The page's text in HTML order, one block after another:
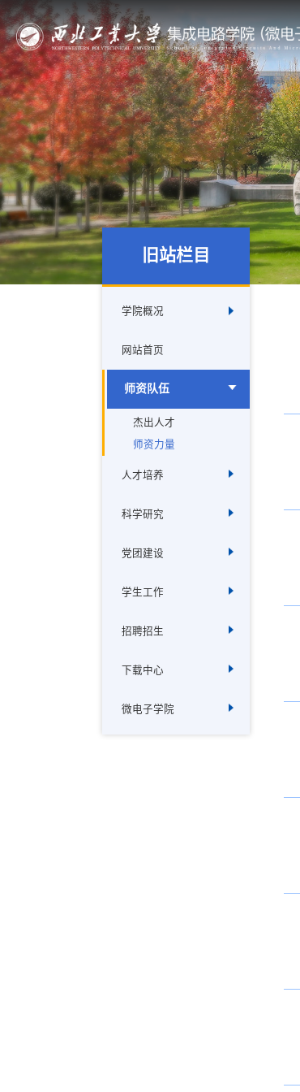
旧站栏目
学院概况
网站首页
师资队伍
杰出人才
师资力量
人才培养
科学研究
党团建设
学生工作
招聘招生
下载中心
微电子学院